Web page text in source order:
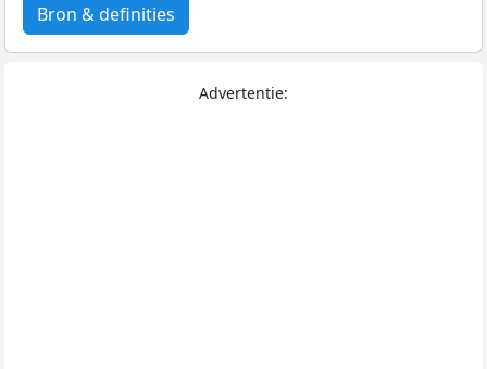
Bron & definities
Advertentie: